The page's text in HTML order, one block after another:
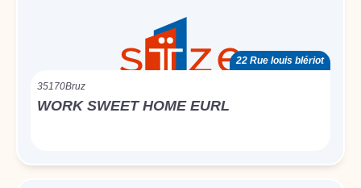
22 Rue louis blériot
35170Bruz
WORK SWEET HOME EURL